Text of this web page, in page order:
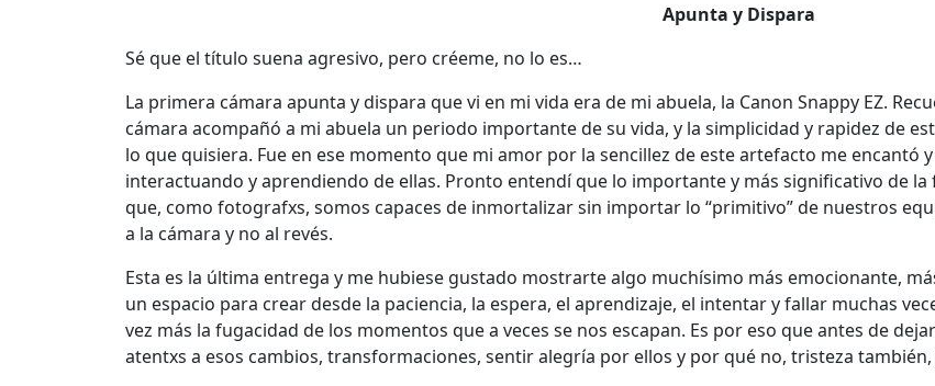
Apunta y Dispara
Sé que el título suena agresivo, pero créeme, no lo es…
La primera cámara apunta y dispara que vi en mi vida era de mi abuela, la Canon Snappy EZ.
cámara acompañó a mi abuela un periodo importante de su vida, y la simplicidad y rapidez de
lo que quisiera. Fue en ese momento que mi amor por la sencillez de este artefacto me
interactuando y aprendiendo de ellas. Pronto entendí que lo importante y más significativo de
que, como fotografxs, somos capaces de inmortalizar sin importar lo “primitivo” de nuestros
a la cámara y no al revés.
Esta es la última entrega y me hubiese gustado mostrarte algo muchísimo más emocionante,
un espacio para crear desde la paciencia, la espera, el aprendizaje, el intentar y fallar muchas
vez más la fugacidad de los momentos que a veces se nos escapan. Es por eso que antes de
atentxs a esos cambios, transformaciones, sentir alegría por ellos y por qué no, tristeza